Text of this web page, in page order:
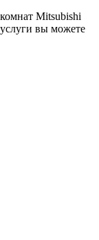
Mitsubishi
вы можете